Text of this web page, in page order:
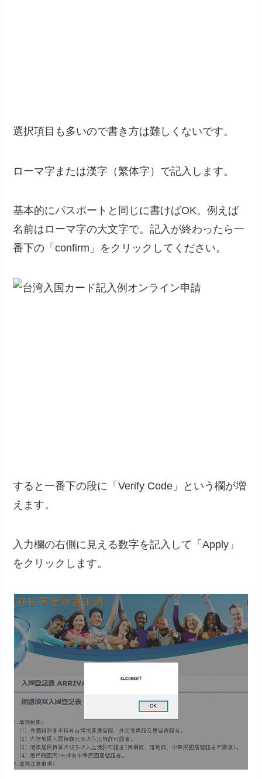
選択項目も多いので書き方は難しくないです。
ローマ字または漢字（繁体字）で記入します。
基本的にパスポートと同じに書けばOK。例えば
名前はローマ字の大文字で。記入が終わったら一
番下の「confirm」をクリックしてください。
すると一番下の段に「Verify Code」という欄が増
えます。
入力欄の右側に見える数字を記入して「Apply」
をクリックします。